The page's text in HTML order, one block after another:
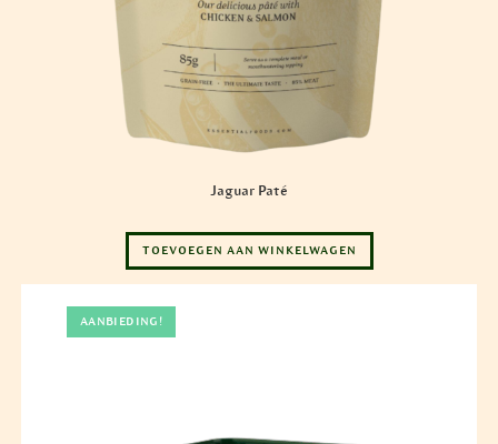
Jaguar Paté
TOEVOEGEN AAN WINKELWAGEN
AANBIEDING!